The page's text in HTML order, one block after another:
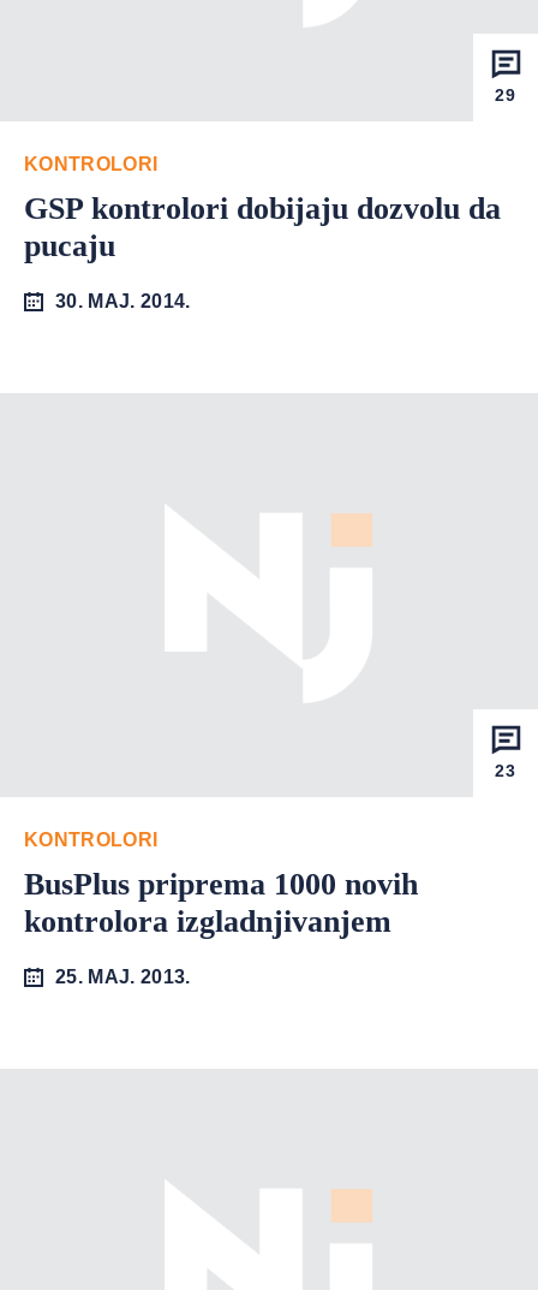
29
KONTROLORI
GSP kontrolori dobijaju dozvolu da
pucaju
30. MAJ. 2014.
23
KONTROLORI
BusPlus priprema 1000 novih
kontrolora izgladnjivanjem
25. MAJ. 2013.